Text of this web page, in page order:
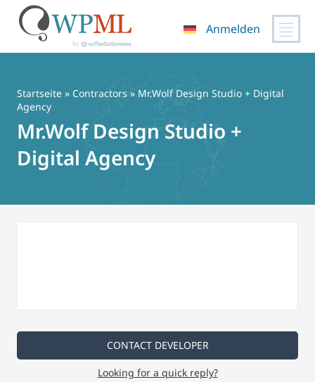
springen
Anmelden
Startseite » Contractors» Mr.Wolf Design Studio + Digital
Agency
Mr.Wolf Design Studio +
Digital Agency
CONTACT DEVELOPER
Looking for a quick reply?